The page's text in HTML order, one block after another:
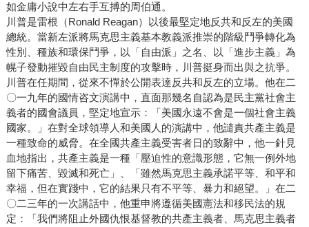
如金庸小說中左右手互搏的周伯通。
川普是雷根（Ronald Reagan）以後最堅定地反共和反左的美國
總統。當新左派將馬克思主義基本教義派推崇的階級鬥爭轉化為
性別、種族和環保鬥爭，以「自由派」之名、以「進步主義」為
幌子發動摧毀自由民主制度的攻擊時，川普挺身而出與之抗爭。
川普在任期間，從來不憚於公開表達反共和反左的立場。他在二
〇一九年的國情咨文演講中，直面那幾名自認為是民主黨社會主
義者的國會議員，堅定地宣示：「美國永遠不會是一個社會主義
國家。」在對全球領導人和美國人的演講中，他譴責共產主義是
一種致命的威脅。在全國共產主義受害者日的致辭中，他一針見
血地指出，共產主義是一種「壓迫性的意識形態，它無一例外地
留下痛苦、毀滅和死亡」、「雖然馬克思主義承諾平等、和平和
幸福，但在實踐中，它的結果只有不平等、暴力和絕望。」在二
〇二三年的一次講話中，他重申將遵循美國憲法和移民法的規
定：「我們將阻止外國仇恨基督教的共產主義者、馬克思主義者